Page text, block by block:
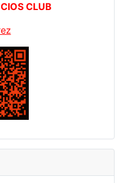
CLUB